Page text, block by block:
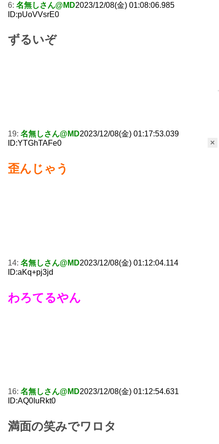
×
6: 名無しさん@MD2023/12/08(金) 01:08:06.985
ID:pUoVVsrE0
ずるいぞ
19: 名無しさん@MD2023/12/08(金) 01:17:53.039
ID:YTGhTAFe0
歪んじゃう
14: 名無しさん@MD2023/12/08(金) 01:12:04.114
ID:aKq+pj3jd
わろてるやん
16: 名無しさん@MD2023/12/08(金) 01:12:54.631
ID:AQ0IuRkt0
満面の笑みでワロタ